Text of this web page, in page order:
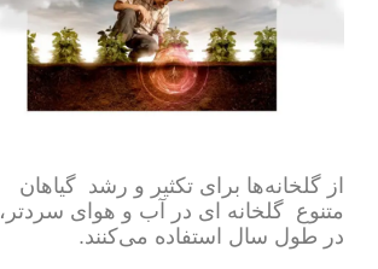
از گلخانه‌ها برای تکثیر و رشد گیاهان
متنوع گلخانه ای در آب و هوای سردتر،
در طول سال استفاده می‌کنند.